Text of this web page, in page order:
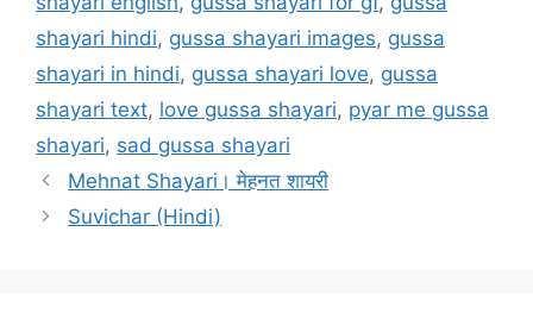
shayari hindi, gussa shayari images, gussa
shayari in hindi, gussa shayari love, gussa
shayari text, love gussa shayari, pyar me gussa
shayari, sad gussa shayari
Mehnat Shayari। मेहनत शायरी
Suvichar (Hindi)